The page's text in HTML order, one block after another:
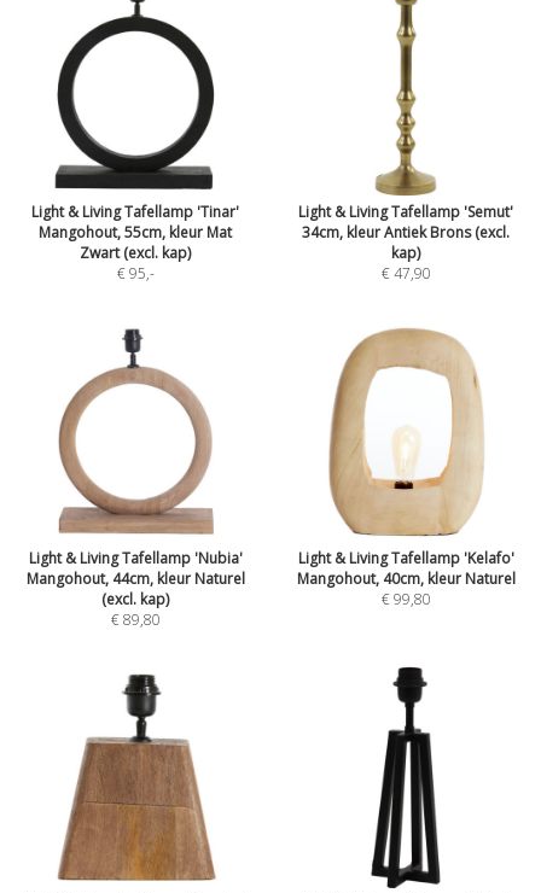
Light & Living Tafellamp 'Tinar'
Mangohout, 55cm, kleur Mat
Zwart (excl. kap)
€ 95,-
Light & Living Tafellamp 'Semut'
34cm, kleur Antiek Brons (excl.
kap)
€ 47,90
Light & Living Tafellamp 'Nubia'
Mangohout, 44cm, kleur Naturel
(excl. kap)
€ 89,80
Light & Living Tafellamp 'Kelafo'
Mangohout, 40cm, kleur Naturel
€ 99,80